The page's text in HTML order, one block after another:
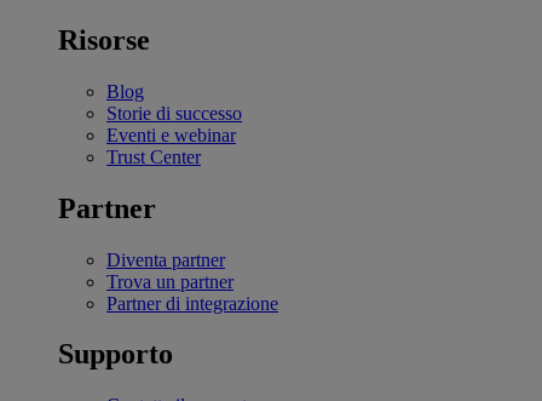
Risorse
Blog
Storie di successo
Eventi e webinar
Trust Center
Partner
Diventa partner
Trova un partner
Partner di integrazione
Supporto